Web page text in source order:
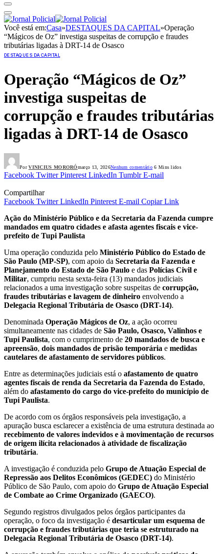
Você está em:Casa»DESTAQUES DA CAPITAL»Operação
“Mágicos de Oz” investiga suspeitas de corrupção e fraudes
tributárias ligadas à DRT-14 de Osasco
DESTAQUES DA CAPITAL
Operação “Mágicos de Oz”
investiga suspeitas de
corrupção e fraudes tributárias
ligadas à DRT-14 de Osasco
Por VINICIUS MORORÓmarço 13, 2026Nenhum comentário 6 Mins lidos
Facebook Twitter Pinterest LinkedIn Tumblr E-mail
Compartilhar
Facebook Twitter LinkedIn Pinterest E-mail Copiar Link
Ação do Ministério Público e da Secretaria da Fazenda cumpre
mandados em quatro cidades e afasta agentes fiscais e vice-
prefeito de Tupi Paulista
Uma operação conduzida pelo Ministério Público do Estado de
São Paulo (MP-SP), com apoio da Secretaria da Fazenda e
Planejamento do Estado de São Paulo e das Polícias Civil e
Militar, cumpriu nesta sexta-feira (13) mandados judiciais
relacionados a uma investigação sobre suspeitas de corrupção,
fraudes tributárias e lavagem de dinheiro envolvendo a
Delegacia Regional Tributária de Osasco (DRT-14).
Denominada Operação Mágicos de Oz, a ação ocorreu
simultaneamente nas cidades de São Paulo, Osasco, Valinhos e
Tupi Paulista, com o cumprimento de 20 mandados de busca e
apreensão, dois mandados de prisão temporária e medidas
cautelares de afastamento de servidores públicos.
Entre as determinações judiciais está o afastamento de quatro
agentes fiscais de renda da Secretaria da Fazenda do Estado,
além do afastamento do cargo do vice-prefeito do município de
Tupi Paulista.
De acordo com os órgãos responsáveis pela investigação, a
apuração busca esclarecer a existência de uma estrutura destinada ao
recebimento de valores indevidos e à movimentação de recursos
de origem ilícita relacionados à atividade de fiscalização
tributária.
A investigação é conduzida pelo Grupo de Atuação Especial de
Repressão aos Delitos Econômicos (GEDEC) do Ministério
Público de São Paulo, com apoio do Grupo de Atuação Especial
de Combate ao Crime Organizado (GAECO).
Segundo registros divulgados pelos órgãos participantes da
operação, o foco da investigação é desarticular um esquema de
corrupção e fraudes tributárias que teria se estruturado na
Delegacia Regional Tributária de Osasco (DRT-14).